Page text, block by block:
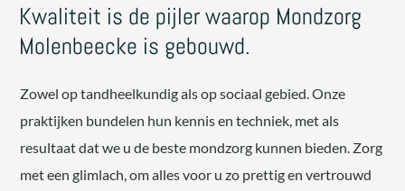
Kwaliteit is de pijler waarop Mondzorg
Molenbeecke is gebouwd.
Zowel op tandheelkundig als op sociaal gebied. Onze
praktijken bundelen hun kennis en techniek, met als
resultaat dat we u de beste mondzorg kunnen bieden. Zorg
met een glimlach, om alles voor u zo prettig en vertrouwd